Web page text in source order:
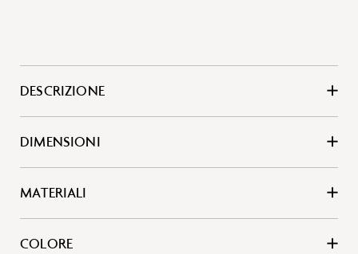
DESCRIZIONE
DIMENSIONI
MATERIALI
COLORE